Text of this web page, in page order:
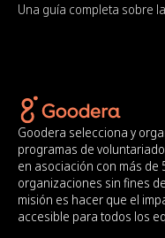
Una guía completa sobre
Goodera selecciona y
programas de
en asociación con más de
organizaciones sin fines
misión es hacer que el
accesible para todos los